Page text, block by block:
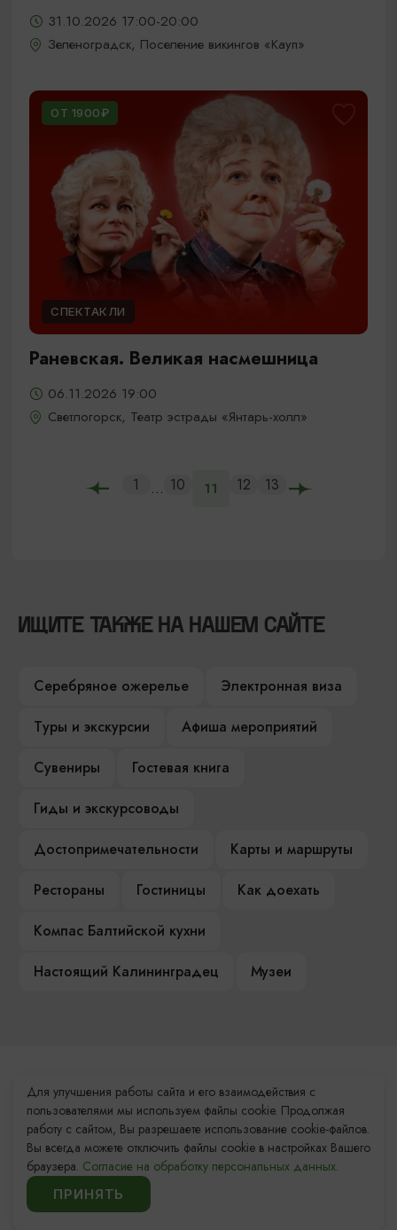
31.10.2026 17:00-20:00
Зеленоградск, Поселение викингов «Кауп»
ОТ 1900₽
СПЕКТАКЛИ
Раневская. Великая насмешница
06.11.2026 19:00
Светлогорск, Театр эстрады «Янтарь-холл»
1 ... 10 11 12 13
ИЩИТЕ ТАКЖЕ НА НАШЕМ САЙТЕ
Серебряное ожерелье
Электронная виза
Туры и экскурсии
Афиша мероприятий
Сувениры
Гостевая книга
Гиды и экскурсоводы
Достопримечательности
Карты и маршруты
Рестораны
Гостиницы
Как доехать
Компас Балтийской кухни
Настоящий Калининградец
Музеи
Контакты Туристского
информационного центра
+7 (4012) 555-200
8 (800) 200-55-39
info@visit-kaliningrad.ru
Для улучшения работы сайта и его взаимодействия с
пользователями мы используем файлы cookie. Продолжая
работу с сайтом, Вы разрешаете использование cookie-файлов.
Вы всегда можете отключить файлы cookie в настройках Вашего
браузера. Согласие на обработку персональных данных.
ПРИНЯТЬ